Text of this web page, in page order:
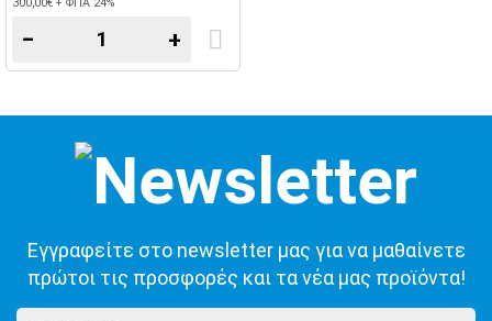
− +
Εγγραφείτε στο newsletter μας για να μαθαίνετε
πρώτοι τις προσφορές και τα νέα μας προϊόντα!